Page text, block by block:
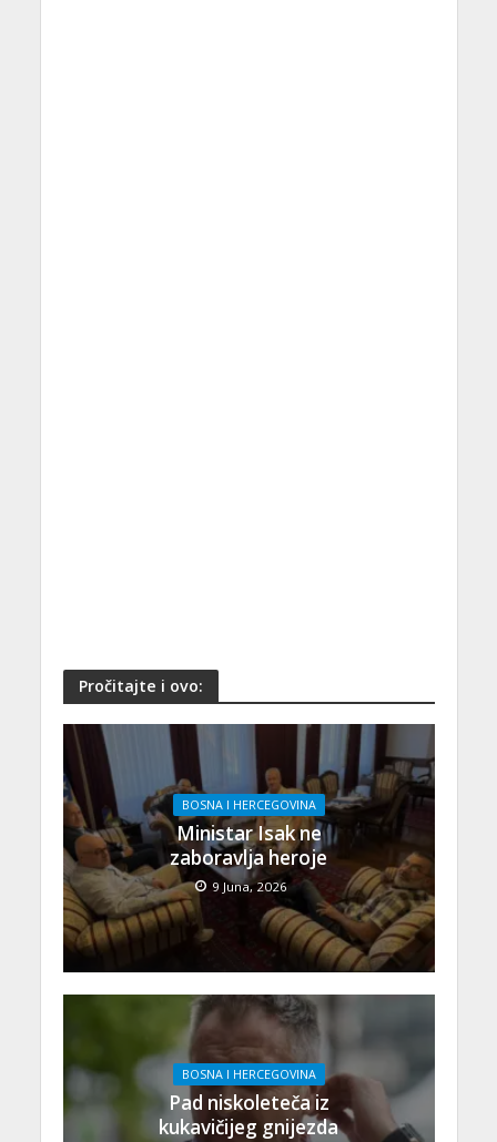
Pročitajte i ovo:
BOSNA I HERCEGOVINA
Ministar Isak ne
zaboravlja heroje
9 Juna, 2026
BOSNA I HERCEGOVINA
Pad niskoleteča iz
kukavičijeg gnijezda